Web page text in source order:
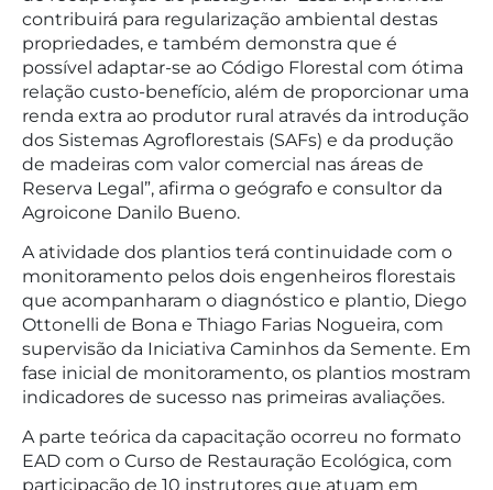
contribuirá para regularização ambiental destas
propriedades, e também demonstra que é
possível adaptar-se ao Código Florestal com ótima
relação custo-benefício, além de proporcionar uma
renda extra ao produtor rural através da introdução
dos Sistemas Agroflorestais (SAFs) e da produção
de madeiras com valor comercial nas áreas de
Reserva Legal”, afirma o geógrafo e consultor da
Agroicone Danilo Bueno.
A atividade dos plantios terá continuidade com o
monitoramento pelos dois engenheiros florestais
que acompanharam o diagnóstico e plantio, Diego
Ottonelli de Bona e Thiago Farias Nogueira, com
supervisão da Iniciativa Caminhos da Semente. Em
fase inicial de monitoramento, os plantios mostram
indicadores de sucesso nas primeiras avaliações.
A parte teórica da capacitação ocorreu no formato
EAD com o Curso de Restauração Ecológica, com
participação de 10 instrutores que atuam em